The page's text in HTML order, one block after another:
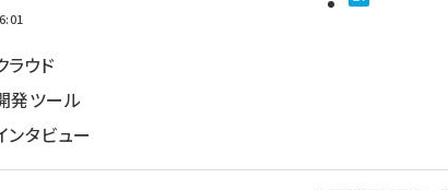
ラウド
発ツール
ンタビュー